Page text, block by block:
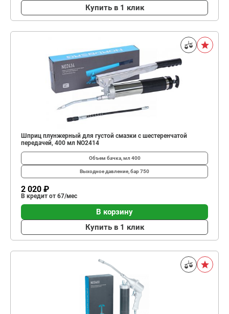
Купить в 1 клик
Шприц плунжерный для густой смазки с шестеренчатой
передачей, 400 мл NO2414
Объем бачка, мл 400
Выходное давление, бар750
2 020 ₽
В кредит от 67/мес
В корзину
Купить в 1 клик